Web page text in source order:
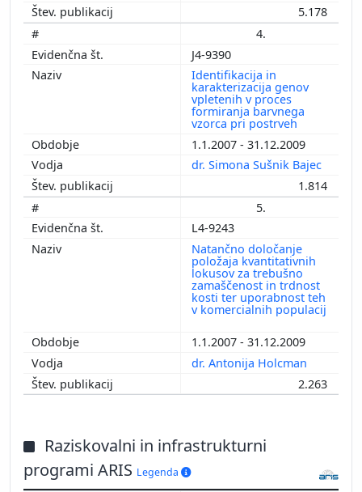
5.178
4.
J4-9390
Identifikacija in
karakterizacija genov
vpletenih v proces
formiranja barvnega
vzorca pri postrveh
1.1.2007 - 31.12.2009
dr. Simona Sušnik Bajec
1.814
5.
L4-9243
Natančno določanje
položaja kvantitativnih
lokusov za trebušno
zamaščenost in trdnost
kosti ter uporabnost teh
v komercialnih populacij
1.1.2007 - 31.12.2009
dr. Antonija Holcman
2.263
Raziskovalni in infrastrukturni
programi ARIS Legenda